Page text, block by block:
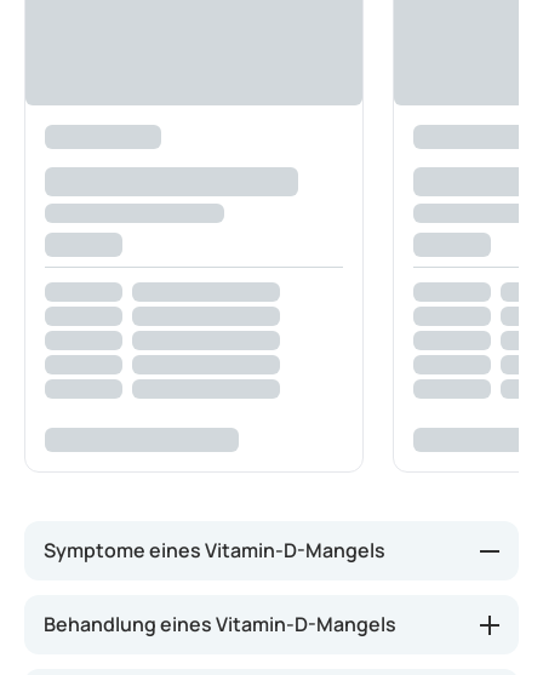
Symptome eines Vitamin-D-Mangels
Beschwerden verursachen, wie zum Beispiel:
Behandlung eines Vitamin-D-Mangels